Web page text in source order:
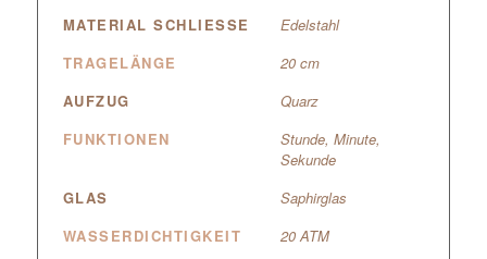
MATERIAL SCHLIESSE
Edelstahl
TRAGELÄNGE
20 cm
AUFZUG
Quarz
FUNKTIONEN
Stunde, Minute,
Sekunde
GLAS
Saphirglas
WASSERDICHTIGKEIT
20 ATM